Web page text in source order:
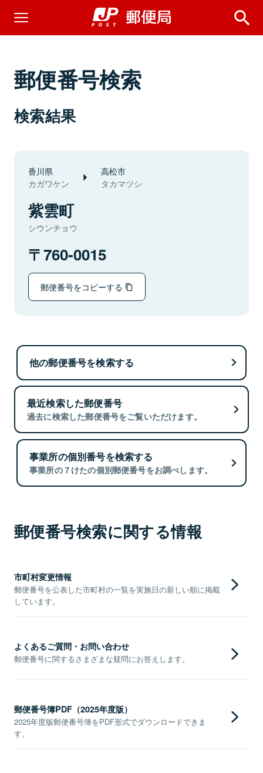
郵便番号検索
検索結果
香川県
カガワケン
高松市
タカマツシ
紫雲町
シウンチョウ
760-0015
郵便番号をコピーする
他の郵便番号を検索する
最近検索した郵便番号
過去に検索した郵便番号をご覧いただけます。
事業所の個別番号を検索する
事業所の７けたの個別郵便番号をお調べします。
郵便番号検索に関する情報
市町村変更情報
郵便番号を公表した市町村の一覧を実施日の新しい順に掲載
しています。
よくあるご質問・お問い合わせ
郵便番号に関するさまざまな疑問にお答えします。
郵便番号簿PDF（2025年度版）
2025年度版郵便番号簿をPDF形式でダウンロードできま
す。